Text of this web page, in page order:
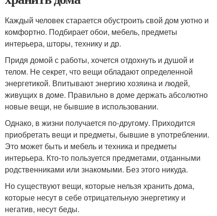
Каждый человек старается обустроить свой дом уютно и
комфортно. Подбирает обои, мебель, предметы
интерьера, шторы, технику и др.
Придя домой с работы, хочется отдохнуть и душой и
телом. Не секрет, что вещи обладают определенной
энергетикой. Впитывают энергию хозяина и людей,
живущих в доме. Правильно в доме держать абсолютно
новые вещи, не бывшие в использовании.
Однако, в жизни получается по-другому. Приходится
приобретать вещи и предметы, бывшие в употреблении.
Это может быть и мебель и техника и предметы
интерьера. Кто-то пользуется предметами, отданными
родственниками или знакомыми. Без этого никуда.
Но существуют вещи, которые нельзя хранить дома,
которые несут в себе отрицательную энергетику и
негатив, несут беды.